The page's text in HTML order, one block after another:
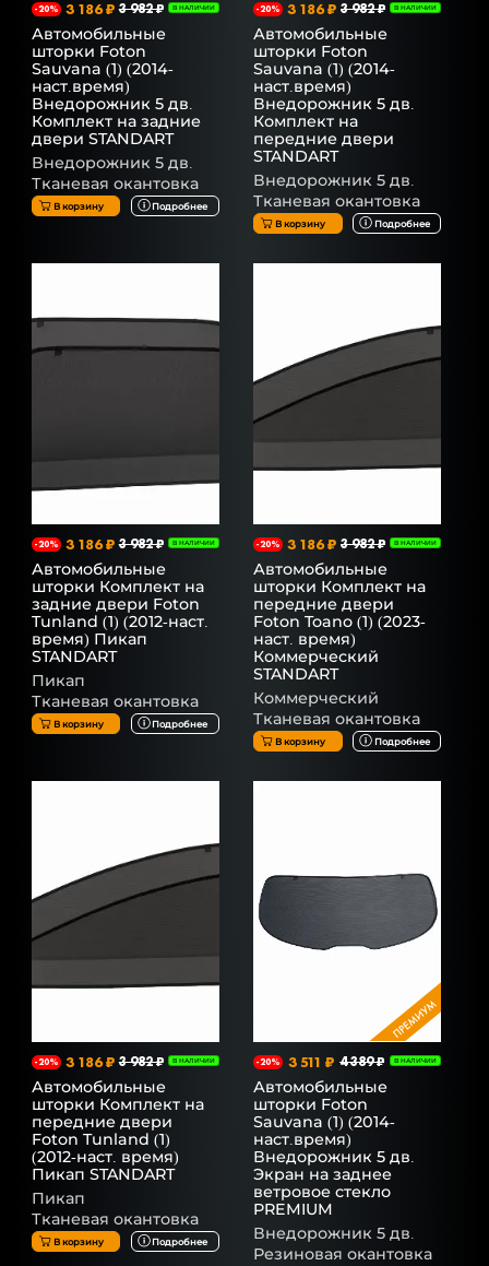
-20% 3 186 ₽ 3 982 ₽ В НАЛИЧИИ
Автомобильные
шторки Foton
Sauvana (1) (2014-
наст.время)
Внедорожник 5 дв.
Комплект на задние
двери STANDART
Внедорожник 5 дв.
Тканевая окантовка
В корзину Подробнее
-20% 3 186 ₽ 3 982 ₽ В НАЛИЧИИ
Автомобильные
шторки Foton
Sauvana (1) (2014-
наст.время)
Внедорожник 5 дв.
Комплект на
передние двери
STANDART
Внедорожник 5 дв.
Тканевая окантовка
В корзину Подробнее
-20% 3 186 ₽ 3 982 ₽ В НАЛИЧИИ
Автомобильные
шторки Комплект на
задние двери Foton
Tunland (1) (2012-наст.
время) Пикап
STANDART
Пикап
Тканевая окантовка
В корзину Подробнее
-20% 3 186 ₽ 3 982 ₽ В НАЛИЧИИ
Автомобильные
шторки Комплект на
передние двери
Foton Toano (1) (2023-
наст. время)
Коммерческий
STANDART
Коммерческий
Тканевая окантовка
В корзину Подробнее
-20% 3 186 ₽ 3 982 ₽ В НАЛИЧИИ
Автомобильные
шторки Комплект на
передние двери
Foton Tunland (1)
(2012-наст. время)
Пикап STANDART
Пикап
Тканевая окантовка
В корзину Подробнее
-20% 3 511 ₽ 4 389 ₽ В НАЛИЧИИ
Автомобильные
шторки Foton
Sauvana (1) (2014-
наст.время)
Внедорожник 5 дв.
Экран на заднее
ветровое стекло
PREMIUM
Внедорожник 5 дв.
Резиновая окантовка